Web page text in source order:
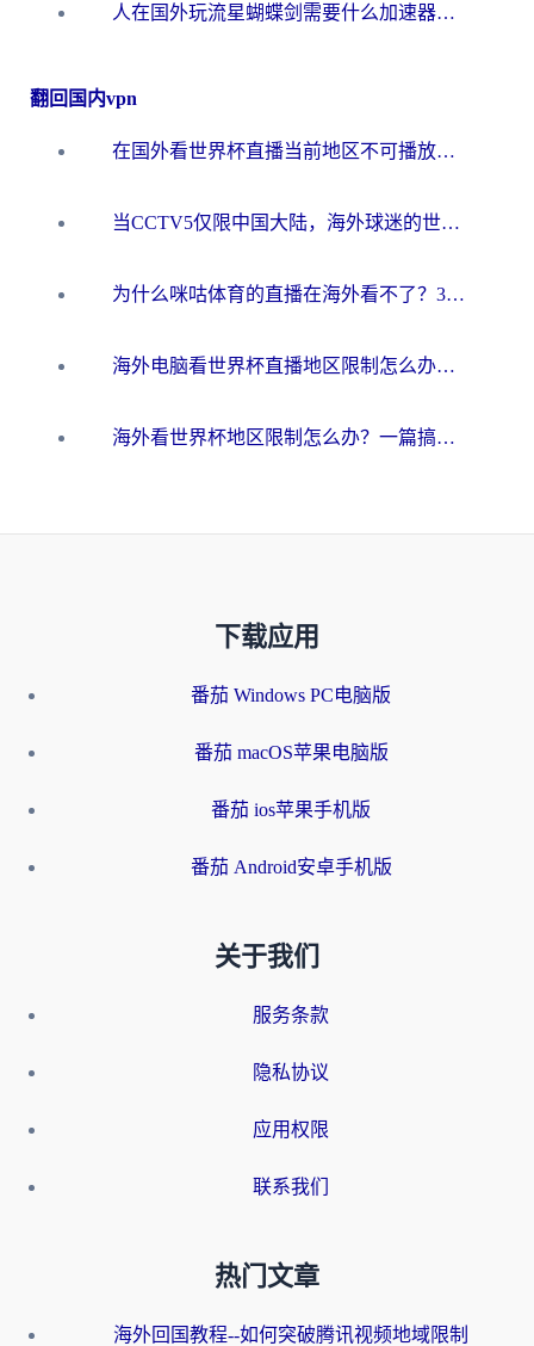
人在国外玩流星蝴蝶剑需要什么加速器？老玩家亲测的终极解决方案
翻回国内vpn
在国外看世界杯直播当前地区不可播放？海外党必看的回国加速全攻略
当CCTV5仅限中国大陆，海外球迷的世界杯狂欢如何继续？
为什么咪咕体育的直播在海外看不了？3步解决海外看世界杯+抖音地区限制难题
海外电脑看世界杯直播地区限制怎么办？你需要一个聪明的加速器
海外看世界杯地区限制怎么办？一篇搞定咪咕视频播放+国内资源无缝访问指南
下载应用
番茄 Windows PC电脑版
番茄 macOS苹果电脑版
番茄 ios苹果手机版
番茄 Android安卓手机版
关于我们
服务条款
隐私协议
应用权限
联系我们
热门文章
海外回国教程--如何突破腾讯视频地域限制